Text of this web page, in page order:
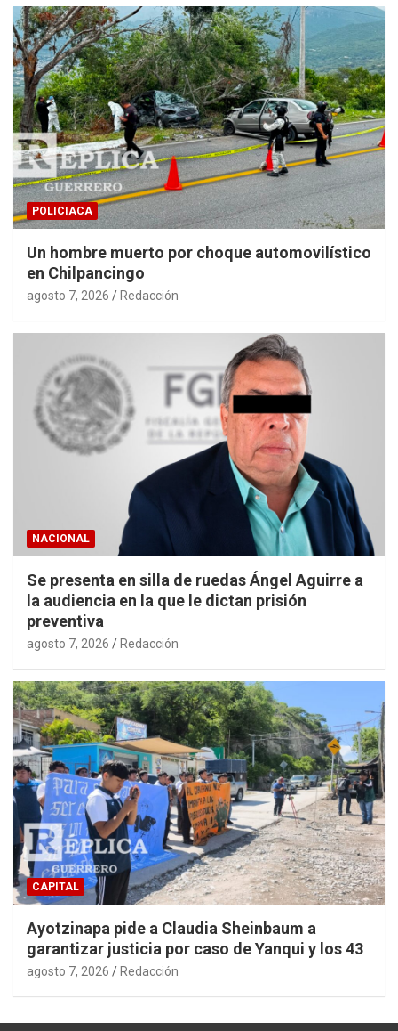
POLICIACA
Un hombre muerto por choque automovilístico
en Chilpancingo
agosto 7, 2026 Redacción
NACIONAL
Se presenta en silla de ruedas Ángel Aguirre a
la audiencia en la que le dictan prisión
preventiva
agosto 7, 2026 Redacción
CAPITAL
Ayotzinapa pide a Claudia Sheinbaum a
garantizar justicia por caso de Yanqui y los 43
agosto 7, 2026 Redacción